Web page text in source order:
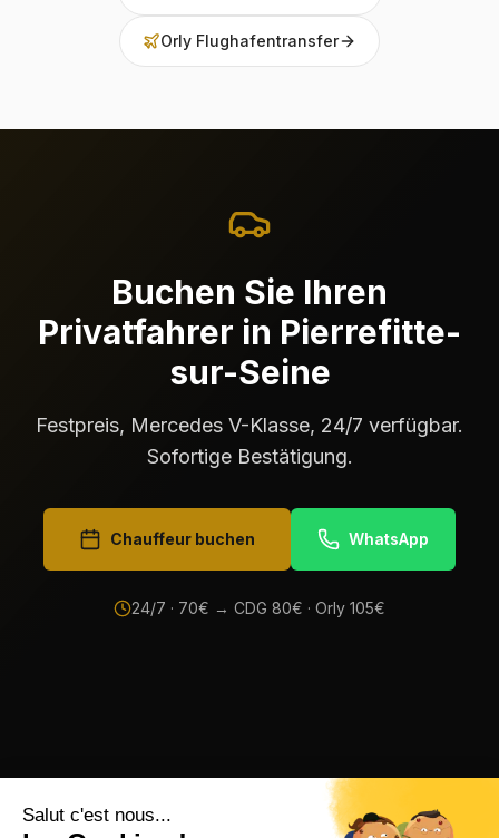
Orly Flughafentransfer
Buchen Sie Ihren
Privatfahrer in Pierrefitte-
sur-Seine
Festpreis, Mercedes V-Klasse, 24/7 verfügbar.
Sofortige Bestätigung.
Chauffeur buchen WhatsApp
24/7 · 70€ → CDG 80€ · Orly 105€